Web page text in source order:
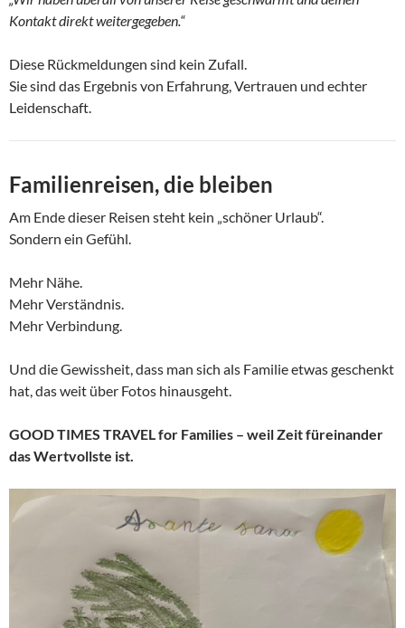
Kontakt direkt weitergegeben.“
Diese Rückmeldungen sind kein Zufall.
Sie sind das Ergebnis von Erfahrung, Vertrauen und echter
Leidenschaft.
Familienreisen, die bleiben
Am Ende dieser Reisen steht kein „schöner Urlaub“.
Sondern ein Gefühl.
Mehr Nähe.
Mehr Verständnis.
Mehr Verbindung.
Und die Gewissheit, dass man sich als Familie etwas geschenkt
hat, das weit über Fotos hinausgeht.
GOOD TIMES TRAVEL for Families – weil Zeit füreinander
das Wertvollste ist.